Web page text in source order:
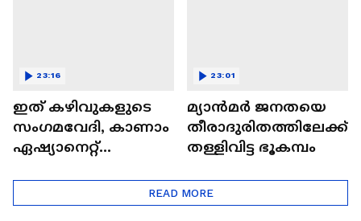
ഇത് കഴിവുകളുടെ
സംഗമവേദി, കാണാം
ഏഷ്യാനെറ്റ്
23:16
മ്യാൻമർ ജനതയെ
തീരാദുരിതത്തിലേക്ക്
തള്ളിവിട്ട ഭൂകമ്പം
23:01
READ MORE